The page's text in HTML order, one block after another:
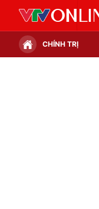
CHÍNH TRỊ